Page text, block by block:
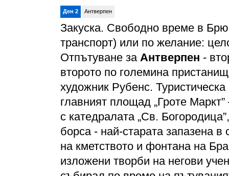
Ден 2 Антверпен
Закуска. Свободно време в
транспорт) или по желание:
Отпътуване за Антверпен -
второто по големина
художник Рубенс.
главният площад „Гроте
с катедралата „Св.
борса - най-старата запазена в
на кметството и фонтана на
изложени творби на негови